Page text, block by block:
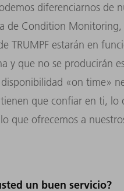
diferenciarnos de
de Condition
TRUMPF estarán en
y que no se producirán
«on time»
que confiar en ti,
que ofrecemos a
un buen servicio?